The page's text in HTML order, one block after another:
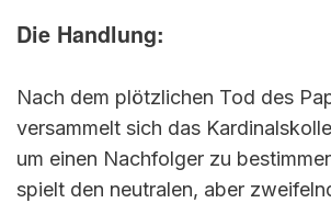
Die Handlung:
Nach dem plötzlichen Tod des
versammelt sich das
um einen Nachfolger zu
spielt den neutralen, aber